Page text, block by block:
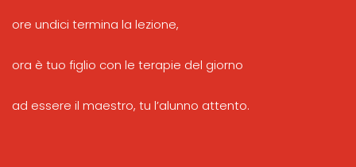
ore undici termina la lezione,
ora è tuo figlio con le terapie del giorno
ad essere il maestro, tu l’alunno attento.